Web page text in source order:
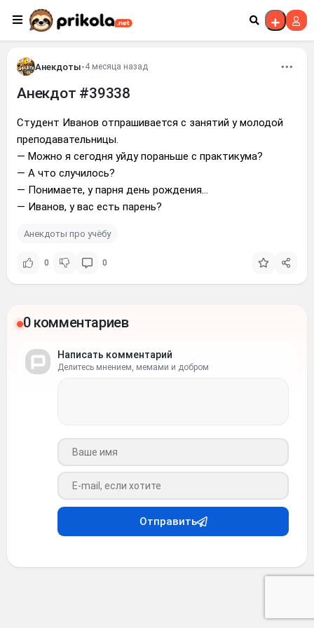
Перейти к контенту
Анекдоты•4 месяца назад
Анекдот #39338
Студент Иванов отпрашивается с занятий у молодой
преподавательницы.
— Можно я сегодня уйду пораньше с практикума?
— А что случилось?
— Понимаете, у парня день рождения...
— Иванов, у вас есть парень?
Анекдоты про учёбу
0 0
0 комментариев
Написать комментарий
Делитесь мнением, мемами и добром
Ваше имя
Ваш e-mail
Отправить